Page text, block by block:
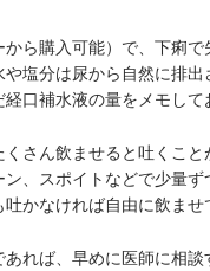
ら購入可能）で、下痢で
塩分は尿から自然に排出
口補水液の量をメモして
さん飲ませると吐くこと
ン、スポイトなどで少量
かなければ自由に飲ませ
れば、早めに医師に相談